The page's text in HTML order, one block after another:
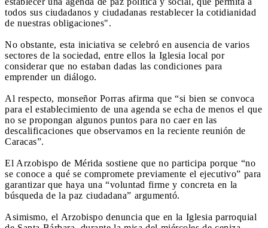
todos sus ciudadanos y ciudadanas restablecer la cotidianidad
de nuestras obligaciones".
No obstante, esta iniciativa se celebró en ausencia de varios
sectores de la sociedad, entre ellos la Iglesia local por
considerar que no estaban dadas las condiciones para
emprender un diálogo.
Al respecto, monseñor Porras afirma que “si bien se convoca
para el establecimiento de una agenda se echa de menos el que
no se propongan algunos puntos para no caer en las
descalificaciones que observamos en la reciente reunión de
Caracas”.
El Arzobispo de Mérida sostiene que no participa porque “no
se conoce a qué se compromete previamente el ejecutivo” para
garantizar que haya una “voluntad firme y concreta en la
búsqueda de la paz ciudadana” argumentó.
Asimismo, el Arzobispo denuncia que en la Iglesia parroquial